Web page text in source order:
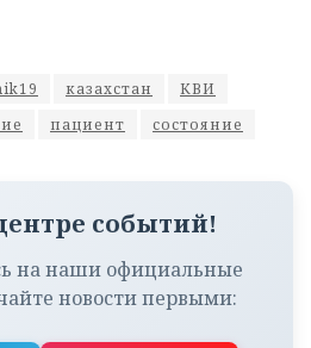
казахстан
КВИ
пациент состояние
событий!
на наши официальные
новости первыми: